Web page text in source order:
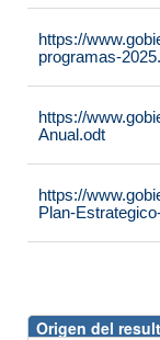
https://
programas-
https://
Anual.odt
https://
Plan-
Origen del